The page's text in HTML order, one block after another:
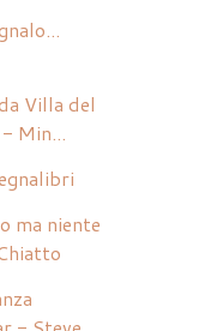
Villa del
Min...
ma niente